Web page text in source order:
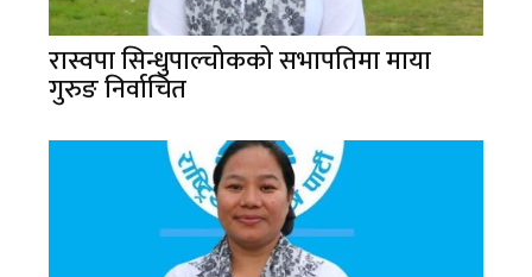
रास्वपा सिन्धुपाल्चोकको सभापतिमा माया
गुरुङ निर्वाचित